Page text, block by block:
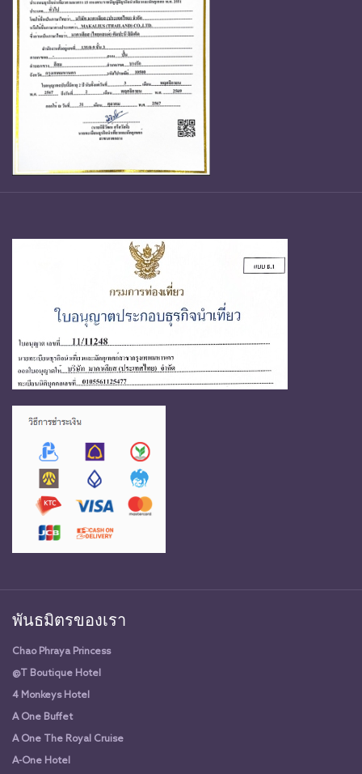
พันธมิตรของเรา
Chao Phraya Princess
@T Boutique Hotel
4 Monkeys Hotel
A One Buffet
A One The Royal Cruise
A-One Hotel